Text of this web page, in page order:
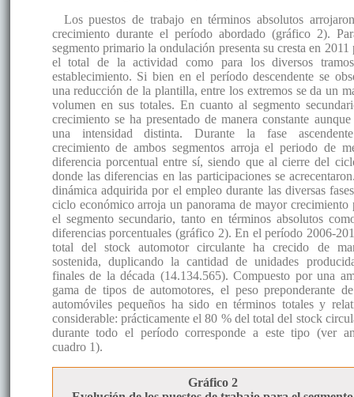
Los puestos de trabajo en términos absolutos
crecimiento durante el período abordado (gráfico 2).
segmento primario la ondulación presenta su cresta en 2011
el total de la actividad como para los diversos
establecimiento. Si bien en el período descendente se
una reducción de la plantilla, entre los extremos se da un
volumen en sus totales. En cuanto al segmento
crecimiento se ha presentado de manera constante
una intensidad distinta. Durante la fase
crecimiento de ambos segmentos arroja el periodo de
diferencia porcentual entre sí, siendo que al cierre del
donde las diferencias en las participaciones se
dinámica adquirida por el empleo durante las diversas
ciclo económico arroja un panorama de mayor crecimiento
el segmento secundario, tanto en términos absolutos
diferencias porcentuales (gráfico 2). En el período 2006-
total del stock automotor circulante ha crecido de
sostenida, duplicando la cantidad de unidades
finales de la década (14.134.565). Compuesto por una
gama de tipos de automotores, el peso preponderante
automóviles pequeños ha sido en términos totales y
considerable: prácticamente el 80 % del total del stock
durante todo el período corresponde a este tipo (ver
cuadro 1).
Gráfico 2